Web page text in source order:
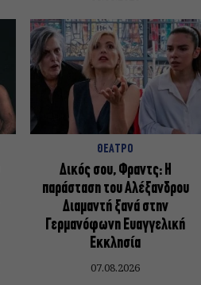
ΘΕΑΤΡΟ
Δικός σου, Φραντς: Η
παράσταση του Αλέξανδρου
Διαμαντή ξανά στην
Γερμανόφωνη Ευαγγελική
Εκκλησία
07.08.2026